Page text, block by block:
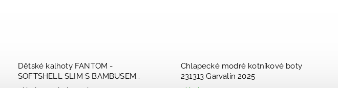
Dětské chlapecké sandály
Biomecanics Respectfu 252166-
Dívčí dětské sandálky
Biomecanics Cotton 252167-2025